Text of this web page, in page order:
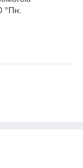
°Пн.